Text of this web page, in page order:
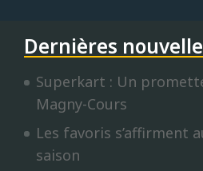
Dernières
Superkart : Un
Magny-Cours
Les favoris s’affirment
saison